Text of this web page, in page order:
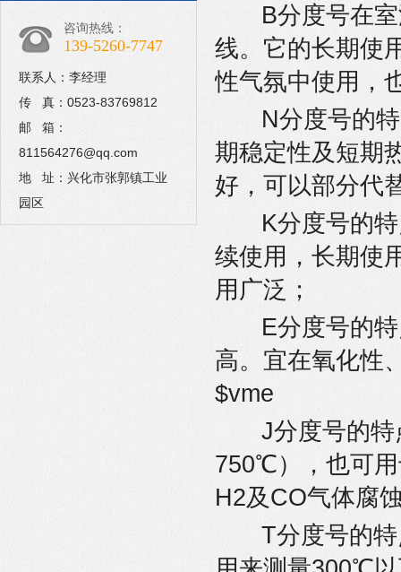
咨询热线：
139-5260-7747
联系人：李经理
传 真：0523-83769812
邮 箱：
811564276@qq.com
地 址：兴化市张郭镇工业
园区
B分度号在室
线。它的长期使
性气氛中使用，
N分度号的
期稳定性及短期
好，可以部分代
K分度号的特
续使用，长期使
用广泛；
E分度号的特
高。宜在氧化性
$vme
J分度号的特
750℃），也可
H2及CO气体腐
T分度号的特